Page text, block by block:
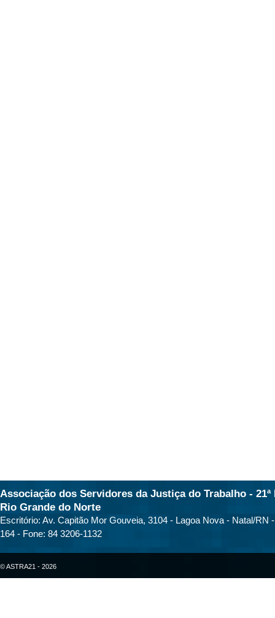
Associação dos Servidores da Justiça do Trabalho - 21ª
Rio Grande do Norte
Escritório: Av. Capitão Mor Gouveia, 3104 - Lagoa Nova - Natal/RN
164 - Fone: 84 3206-1132
© ASTRA21 - 2026